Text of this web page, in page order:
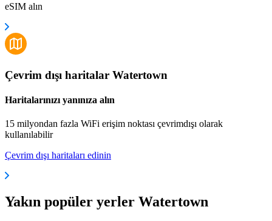
eSIM alın
Çevrim dışı haritalar Watertown
Haritalarınızı yanınıza alın
15 milyondan fazla WiFi erişim noktası çevrimdışı olarak
kullanılabilir
Çevrim dışı haritaları edinin
Yakın popüler yerler Watertown